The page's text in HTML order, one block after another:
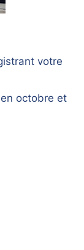
votre
octobre et